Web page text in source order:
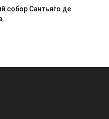
собор Сантьяго де